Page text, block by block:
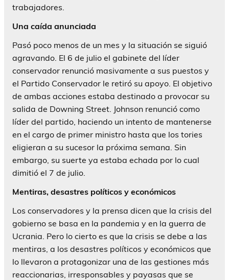
trabajadores.
Una caída anunciada
Pasó poco menos de un mes y la situación se siguió
agravando. El 6 de julio el gabinete del líder
conservador renunció masivamente a sus puestos y
el Partido Conservador le retiró su apoyo. El objetivo
de ambas acciones estaba destinado a provocar su
salida de Downing Street. Johnson renunció como
líder del partido, haciendo un intento de mantenerse
en el cargo de primer ministro hasta que los tories
eligieran a su sucesor la próxima semana. Sin
embargo, su suerte ya estaba echada por lo cual
dimitió el 7 de julio.
Mentiras, desastres políticos y económicos
Los conservadores y la prensa dicen que la crisis del
gobierno se basa en la pandemia y en la guerra de
Ucrania. Pero lo cierto es que la crisis se debe a las
mentiras, a los desastres políticos y económicos que
lo llevaron a protagonizar una de las gestiones más
reaccionarias, irresponsables y payasas que se